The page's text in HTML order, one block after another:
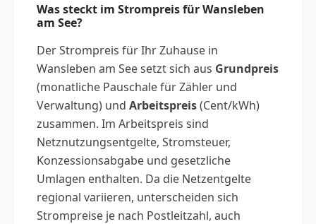
Was steckt im Strompreis für Wansleben
am See?
Der Strompreis für Ihr Zuhause in
Wansleben am See setzt sich aus Grundpreis
(monatliche Pauschale für Zähler und
Verwaltung) und Arbeitspreis(Cent/kWh)
zusammen. Im Arbeitspreis sind
Netznutzungsentgelte, Stromsteuer,
Konzessionsabgabe und gesetzliche
Umlagen enthalten. Da die Netzentgelte
regional variieren, unterscheiden sich
Strompreise je nach Postleitzahl, auch